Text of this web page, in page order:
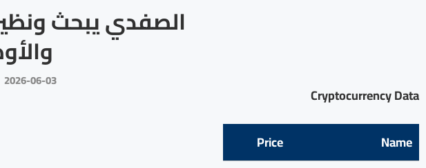
الصفدي يبحث
2026-06-03
Cryptocurrency Data
Name
Price